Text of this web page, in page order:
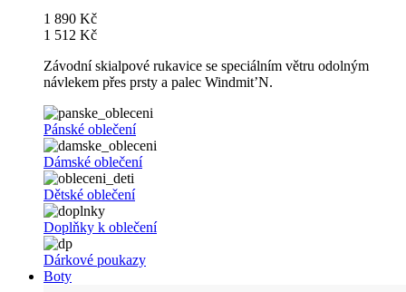
1 890 Kč
1 512 Kč
Závodní skialpové rukavice se speciálním větru odolným
návlekem přes prsty a palec Windmit’N.
Pánské oblečení
Dámské oblečení
Dětské oblečení
Doplňky k oblečení
Dárkové poukazy
Boty